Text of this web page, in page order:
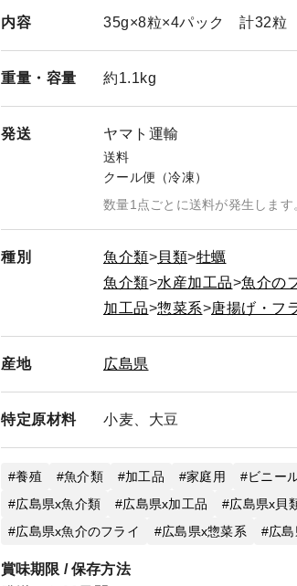
これまでたくさんの方々にご購入いただき、
「美味しい！」「いい買い物だった！」とお声
引き続き、皆様のご要望・ご期待に沿えるよう
一生懸命頑張ってまいりますのでご支援のほど
内容 35g×8粒×4パック 計32粒
重量・ 容量 約1.1kg
発送 ヤマト運輸
送料
クール便（冷凍）
数量1点ごとに送料が発生します
種別 魚介類 貝類 牡蠣
魚介類
水産加工品
魚介の
加工品
惣菜系 唐揚げ・フ
産地 広島県
特定原材料 小麦、大豆
養殖 魚介類 加工品 家庭用 ビニー
広島県x魚介類
広島県x加工品 広島県x貝
広島県x魚介のフライ
広島県x惣菜系 広
賞味期限 / 保存方法